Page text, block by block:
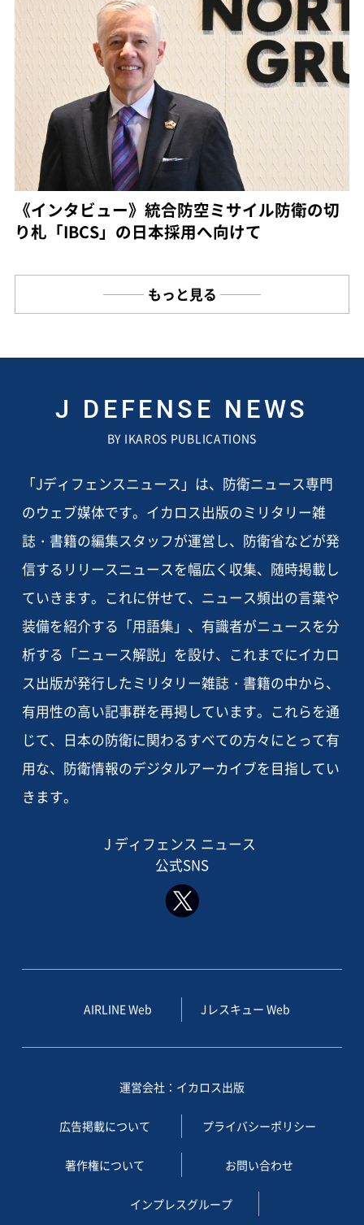
《インタビュー》統合防空ミサイル防衛の切
り札「IBCS」の日本採用へ向けて
もっと見る
J DEFENSE NEWS
BY IKAROS PUBLICATIONS
「Jディフェンスニュース」は、防衛ニュース専門
のウェブ媒体です。イカロス出版のミリタリー雑
誌・書籍の編集スタッフが運営し、防衛省などが発
信するリリースニュースを幅広く収集、随時掲載し
ていきます。これに併せて、ニュース頻出の言葉や
装備を紹介する「用語集」、有識者がニュースを分
析する「ニュース解説」を設け、これまでにイカロ
ス出版が発行したミリタリー雑誌・書籍の中から、
有用性の高い記事群を再掲しています。これらを通
じて、日本の防衛に関わるすべての方々にとって有
用な、防衛情報のデジタルアーカイブを目指してい
きます。
J ディフェンス ニュース
公式SNS
AIRLINE Web Jレスキュー Web
運営会社：イカロス出版
広告掲載について プライバシーポリシー
著作権について お問い合わせ
インプレスグループ